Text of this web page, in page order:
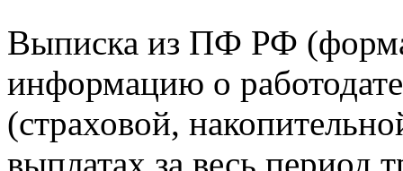
Выписка из ПФ РФ
информацию о
(страховой,
выплатах за весь период